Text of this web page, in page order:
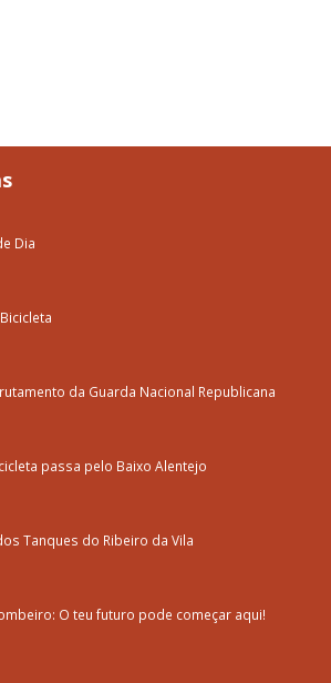
Dia
da Guarda Nacional Republicana
passa pelo Baixo Alentejo
Tanques do Ribeiro da Vila
O teu futuro pode começar aqui!